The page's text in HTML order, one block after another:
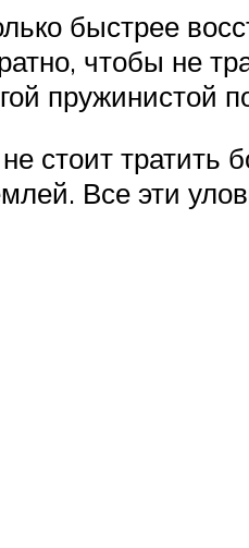
быстрее
чтобы не
пружинистой
стоит тратить
Все эти